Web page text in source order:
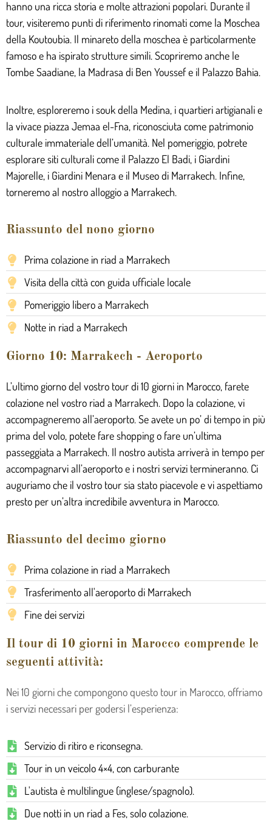
hanno una ricca storia e molte attrazioni popolari. Durante il
tour, visiteremo punti di riferimento rinomati come la Moschea
della Koutoubia. Il minareto della moschea è particolarmente
famoso e ha ispirato strutture simili. Scopriremo anche le
Tombe Saadiane, la Madrasa di Ben Youssef e il Palazzo Bahia.
Inoltre, esploreremo i souk della Medina, i quartieri artigianali e
la vivace piazza Jemaa el-Fna, riconosciuta come patrimonio
culturale immateriale dell’umanità. Nel pomeriggio, potrete
esplorare siti culturali come il Palazzo El Badi, i Giardini
Majorelle, i Giardini Menara e il Museo di Marrakech. Infine,
torneremo al nostro alloggio a Marrakech.
Riassunto del nono giorno
Prima colazione in riad a Marrakech
Visita della città con guida ufficiale locale
Pomeriggio libero a Marrakech
Notte in riad a Marrakech
Giorno 10: Marrakech - Aeroporto
L’ultimo giorno del vostro tour di 10 giorni in Marocco, farete
colazione nel vostro riad a Marrakech. Dopo la colazione, vi
accompagneremo all’aeroporto. Se avete un po’ di tempo in più
prima del volo, potete fare shopping o fare un’ultima
passeggiata a Marrakech. Il nostro autista arriverà in tempo per
accompagnarvi all’aeroporto e i nostri servizi termineranno. Ci
auguriamo che il vostro tour sia stato piacevole e vi aspettiamo
presto per un’altra incredibile avventura in Marocco.
Riassunto del decimo giorno
Prima colazione in riad a Marrakech
Trasferimento all'aeroporto di Marrakech
Fine dei servizi
Il tour di 10 giorni in Marocco comprende le
seguenti attività:
Nei 10 giorni che compongono questo tour in Marocco, offriamo
i servizi necessari per godersi l’esperienza:
Servizio di ritiro e riconsegna.
Tour in un veicolo 4×4, con carburante
L'autista è multilingue (inglese/spagnolo).
Due notti in un riad a Fes, solo colazione.